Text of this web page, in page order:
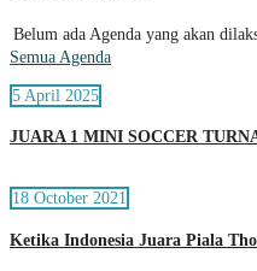
Belum ada Agenda yang akan
Semua Agenda
5 April 2025
JUARA 1 MINI SOCCER
18 October 2021
Ketika Indonesia Juara Piala